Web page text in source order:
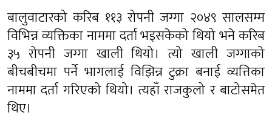
बालुवाटारको करिब ११३ रोपनी जग्गा २०४९ सालसम्म
विभिन्न व्यक्तिका नाममा दर्ता भइसकेको थियो भने करिब
३५ रोपनी जग्गा खाली थियो। त्यो खाली जग्गाको
बीचबीचमा पर्ने भागलाई विझिन्न टुक्रा बनाई व्यत्तिका
नाममा दर्ता गरिएको थियो। त्यहाँ राजकुलो र बाटोसमेत
थिए।